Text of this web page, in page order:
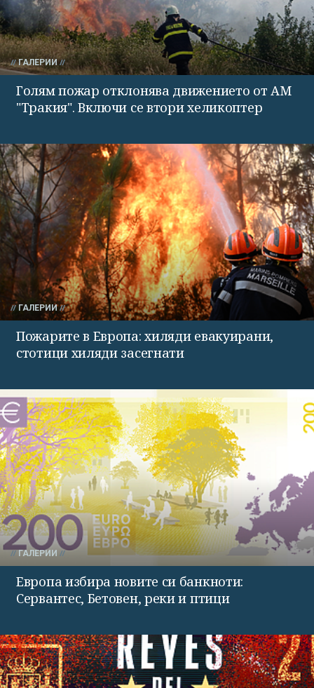
ГАЛЕРИИ
Голям пожар отклонява движението от АМ
"Тракия". Включи се втори хеликоптер
ГАЛЕРИИ
Пожарите в Европа: хиляди евакуирани,
стотици хиляди засегнати
ГАЛЕРИИ
Европа избира новите си банкноти:
Сервантес, Бетовен, реки и птици